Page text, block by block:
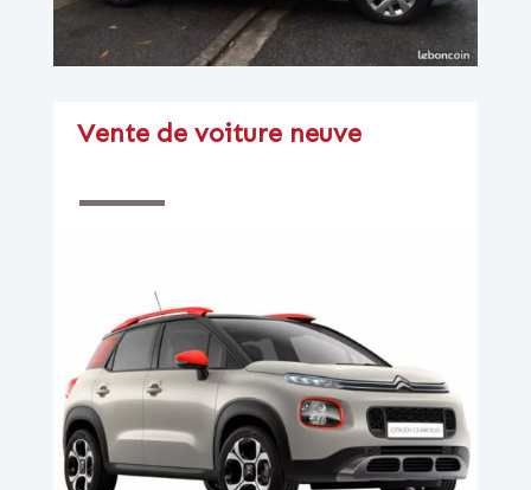
Vente de voiture neuve